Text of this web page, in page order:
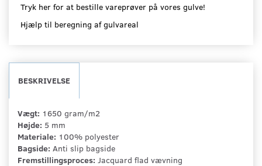
Tryk her for at bestille vareprøver på vores gulve!
Hjælp til beregning af gulvareal
BESKRIVELSE
Vægt: 1650 gram/m2
Højde: 5 mm
Materiale: 100% polyester
Bagside: Anti slip bagside
Fremstillingsproces: Jacquard flad vævning